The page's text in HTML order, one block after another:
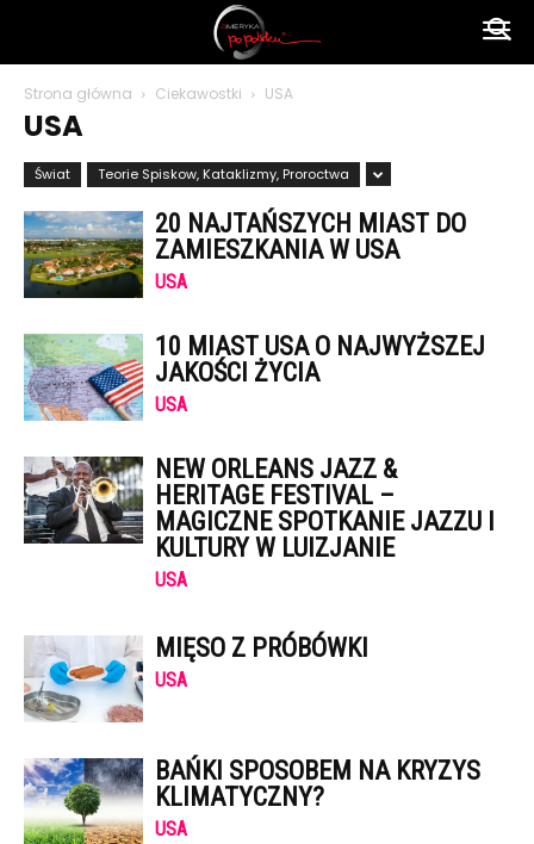
polsku
Strona główna Ciekawostki USA
USA
Świat Teorie Spiskow, Kataklizmy, Proroctwa
20 NAJTAŃSZYCH MIAST DO
ZAMIESZKANIA W USA
USA
10 MIAST USA O NAJWYŻSZEJ
JAKOŚCI ŻYCIA
USA
NEW ORLEANS JAZZ &
HERITAGE FESTIVAL –
MAGICZNE SPOTKANIE JAZZU I
KULTURY W LUIZJANIE
USA
MIĘSO Z PRÓBÓWKI
USA
BAŃKI SPOSOBEM NA KRYZYS
KLIMATYCZNY?
USA